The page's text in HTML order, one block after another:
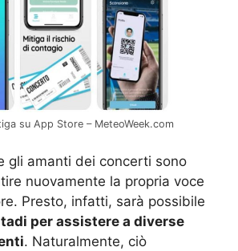
su App Store – MeteoWeek.com
gli amanti dei concerti sono
nuovamente la propria voce
Presto, infatti, sarà possibile
per assistere a diverse
. Naturalmente, ciò